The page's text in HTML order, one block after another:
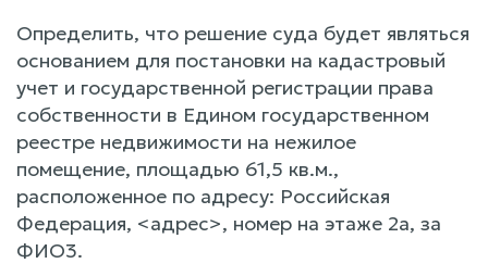
Определить, что решение суда будет являться
основанием для постановки на кадастровый
учет и государственной регистрации права
собственности в Едином государственном
реестре недвижимости на нежилое
помещение, площадью 61,5 кв.м.,
расположенное по адресу: Российская
Федерация, <адрес>, номер на этаже 2а, за
ФИО3.